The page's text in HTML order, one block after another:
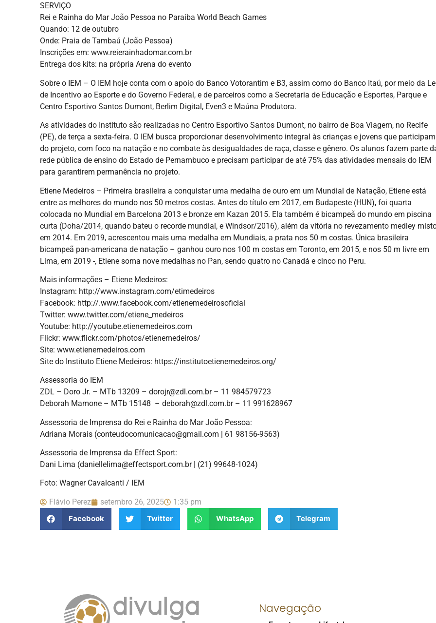
SERVIÇO
Rei e Rainha do Mar João Pessoa no Paraíba World Beach Games
Quando: 12 de outubro
Onde: Praia de Tambaú (João Pessoa)
Inscrições em: www.reierainhadomar.com.br
Entrega dos kits: na própria Arena do evento
Sobre o IEM – O IEM hoje conta com o apoio do Banco Votorantim e B3, assim como do Banco Itaú, por meio da
de Incentivo ao Esporte e do Governo Federal, e de parceiros como a Secretaria de Educação e Esportes, Parque e
Centro Esportivo Santos Dumont, Berlim Digital, Even3 e Maúna Produtora.
As atividades do Instituto são realizadas no Centro Esportivo Santos Dumont, no bairro de Boa Viagem, no Recife
(PE), de terça a sexta-feira. O IEM busca proporcionar desenvolvimento integral às crianças e jovens que participam
do projeto, com foco na natação e no combate às desigualdades de raça, classe e gênero. Os alunos fazem parte
rede pública de ensino do Estado de Pernambuco e precisam participar de até 75% das atividades mensais do IEM
para garantirem permanência no projeto.
Etiene Medeiros – Primeira brasileira a conquistar uma medalha de ouro em um Mundial de Natação, Etiene está
entre as melhores do mundo nos 50 metros costas. Antes do título em 2017, em Budapeste (HUN), foi quarta
colocada no Mundial em Barcelona 2013 e bronze em Kazan 2015. Ela também é bicampeã do mundo em piscina
curta (Doha/2014, quando bateu o recorde mundial, e Windsor/2016), além da vitória no revezamento medley
em 2014. Em 2019, acrescentou mais uma medalha em Mundiais, a prata nos 50 m costas. Única brasileira
bicampeã pan-americana de natação – ganhou ouro nos 100 m costas em Toronto, em 2015, e nos 50 m livre em
Lima, em 2019 -, Etiene soma nove medalhas no Pan, sendo quatro no Canadá e cinco no Peru.
Mais informações – Etiene Medeiros:
Instagram: http://www.instagram.com/etimedeiros
Facebook: http://.www.facebook.com/etienemedeirosoficial
Twitter: www.twitter.com/etiene_medeiros
Youtube: http://youtube.etienemedeiros.com
Flickr: www.flickr.com/photos/etienemedeiros/
Site: www.etienemedeiros.com
Site do Instituto Etiene Medeiros: https://institutoetienemedeiros.org/
Assessoria do IEM
ZDL – Doro Jr. – MTb 13209 – dorojr@zdl.com.br – 11 984579723
Deborah Mamone – MTb 15148 – deborah@zdl.com.br – 11 991628967
Assessoria de Imprensa do Rei e Rainha do Mar João Pessoa:
Adriana Morais (conteudocomunicacao@gmail.com | 61 98156-9563)
Assessoria de Imprensa da Effect Sport:
Dani Lima (daniellelima@effectsport.com.br | (21) 99648-1024)
Foto: Wagner Cavalcanti / IEM
Flávio Perez setembro 26, 2025
1:35 pm
Facebook
Twitter WhatsApp Telegram
Navegação